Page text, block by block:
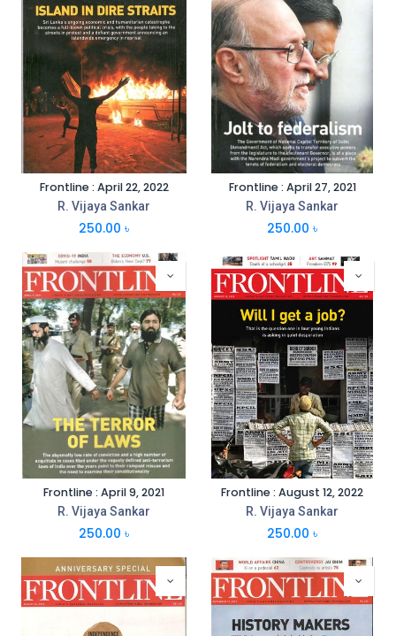
Frontline : April 22, 2022
R. Vijaya Sankar
250.00 ৳
Frontline : April 27, 2021
R. Vijaya Sankar
250.00 ৳
Frontline : April 9, 2021
R. Vijaya Sankar
250.00 ৳
Frontline : August 12, 2022
R. Vijaya Sankar
250.00 ৳